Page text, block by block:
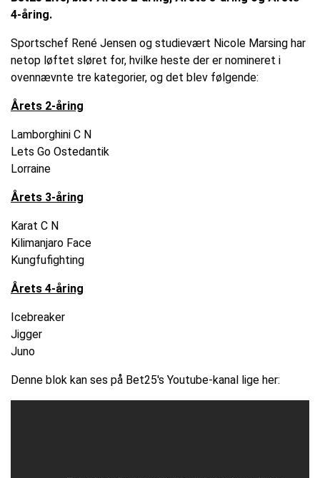
4-åring.
Sportschef René Jensen og studievært Nicole Marsing har
netop løftet sløret for, hvilke heste der er nomineret i
ovennævnte tre kategorier, og det blev følgende:
Årets 2-åring
Lamborghini C N
Lets Go Ostedantik
Lorraine
Årets 3-åring
Karat C N
Kilimanjaro Face
Kungfufighting
Årets 4-åring
Icebreaker
Jigger
Juno
Denne blok kan ses på Bet25's Youtube-kanal lige her: